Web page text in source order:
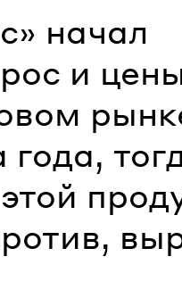
начал
и